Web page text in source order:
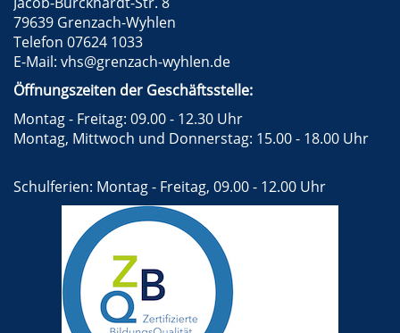
79639 Grenzach-Wyhlen
Telefon 07624 1033
E-Mail: vhs@grenzach-wyhlen.de
Öffnungszeiten der Geschäftsstelle:
Montag - Freitag: 09.00 - 12.30 Uhr
Montag, Mittwoch und Donnerstag: 15.00 - 18.00 Uhr
Schulferien: Montag - Freitag, 09.00 - 12.00 Uhr